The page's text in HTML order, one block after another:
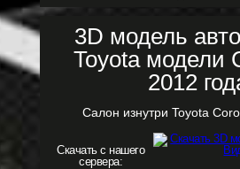
3D модель
Toyota модели
2012
Салон изнутри Toyota
Скачать с нашего
сервера: